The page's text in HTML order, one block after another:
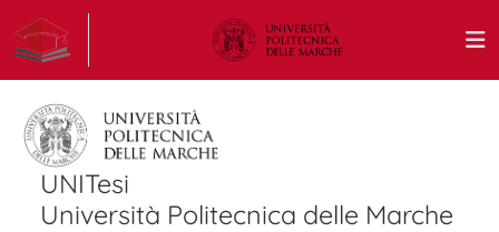
UNITesi
Università Politecnica delle Marche